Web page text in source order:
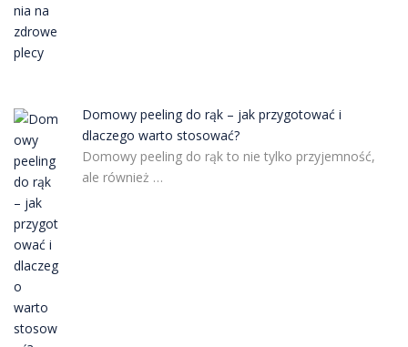
Domowy peeling do rąk – jak przygotować i
dlaczego warto stosować?
Domowy peeling do rąk to nie tylko przyjemność,
ale również …